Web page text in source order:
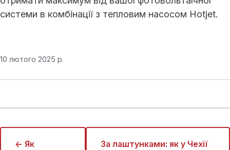
системи в комбінації з тепловим насосом Hotjet.
10 лютого 2025 р.
← Як
За лаштунками: як у Чехії